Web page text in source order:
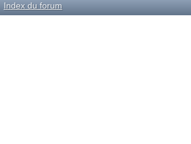
Index du forum